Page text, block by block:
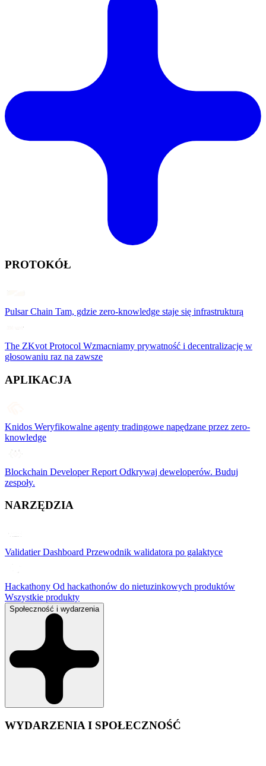
PROTOKÓŁ
Pulsar Chain Tam, gdzie zero-knowledge staje się infrastrukturą
The ZKvot Protocol Wzmacniamy prywatność i decentralizację w
głosowaniu raz na zawsze
APLIKACJA
Knidos Weryfikowalne agenty tradingowe napędzane przez zero-
knowledge
Blockchain Developer Report Odkrywaj deweloperów. Buduj
zespoły.
NARZĘDZIA
Validatier Dashboard Przewodnik walidatora po galaktyce
Hackathony Od hackathonów do nietuzinkowych produktów
Wszystkie produkty
Społeczność i wydarzenia
WYDARZENIA I SPOŁECZNOŚĆ